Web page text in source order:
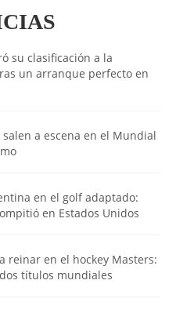
su clasificación a la
un arranque perfecto en
a escena en el Mundial
en el golf adaptado:
en Estados Unidos
reinar en el hockey Masters:
títulos mundiales